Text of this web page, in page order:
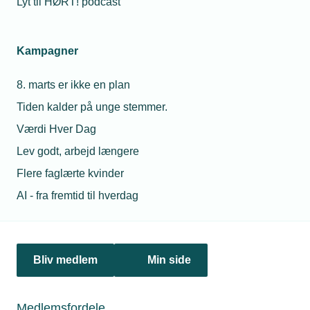
Kampagner
8. marts er ikke en plan
Tiden kalder på unge stemmer.
Værdi Hver Dag
Lev godt, arbejd længere
Flere faglærte kvinder
AI - fra fremtid til hverdag
Bliv medlem Min side
Politik & analyse
Om TEKNIQ
Øvrige henvendelser
Telefon: